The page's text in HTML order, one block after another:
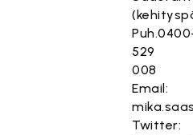
529
008
Email:
Twitter: